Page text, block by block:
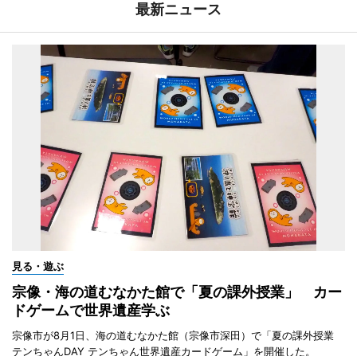
最新ニュース
見る・遊ぶ
宗像・海の道むなかた館で「夏の課外授業」 カー
ドゲームで世界遺産学ぶ
宗像市が8月1日、海の道むなかた館（宗像市深田）で「夏の課外授業
テンちゃんDAY テンちゃん世界遺産カードゲーム」を開催した。